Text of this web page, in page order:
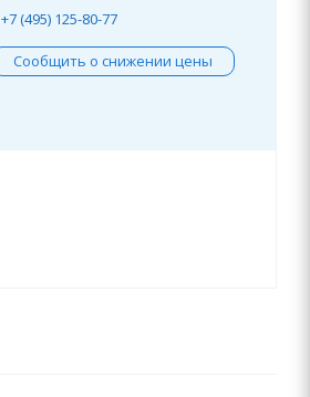
+7 (495) 125-80-77
Сообщить о снижении цены